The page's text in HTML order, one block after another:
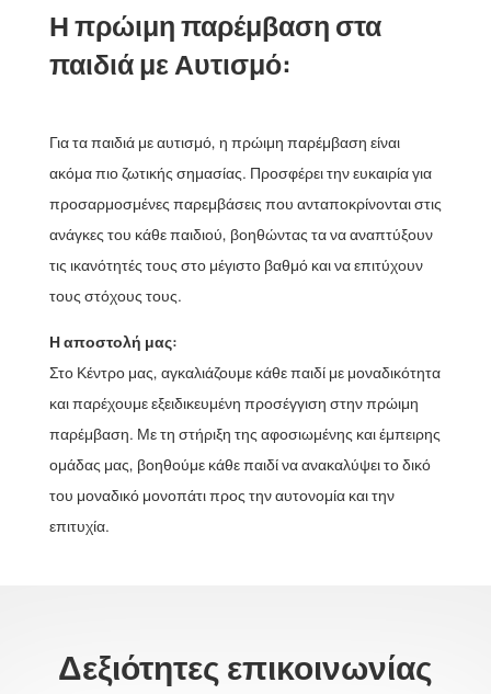
Η πρώιμη παρέμβαση στα
παιδιά με Αυτισμό:
Για τα παιδιά με αυτισμό, η πρώιμη παρέμβαση είναι
ακόμα πιο ζωτικής σημασίας. Προσφέρει την ευκαιρία για
προσαρμοσμένες παρεμβάσεις που ανταποκρίνονται στις
ανάγκες του κάθε παιδιού, βοηθώντας τα να αναπτύξουν
τις ικανότητές τους στο μέγιστο βαθμό και να επιτύχουν
τους στόχους τους.
Η αποστολή μας:
Στο Κέντρο μας, αγκαλιάζουμε κάθε παιδί με μοναδικότητα
και παρέχουμε εξειδικευμένη προσέγγιση στην πρώιμη
παρέμβαση. Με τη στήριξη της αφοσιωμένης και έμπειρης
ομάδας μας, βοηθούμε κάθε παιδί να ανακαλύψει το δικό
του μοναδικό μονοπάτι προς την αυτονομία και την
επιτυχία.
Δεξιότητες επικοινωνίας